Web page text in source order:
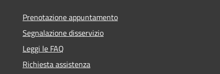
Prenotazione appuntamento
Segnalazione disservizio
Leggi le FAQ
Richiesta assistenza